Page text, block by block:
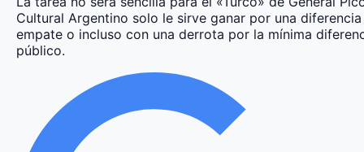
Cultural Argentino solo le sirve ganar por una
empate o incluso con una derrota por la mínima
público.